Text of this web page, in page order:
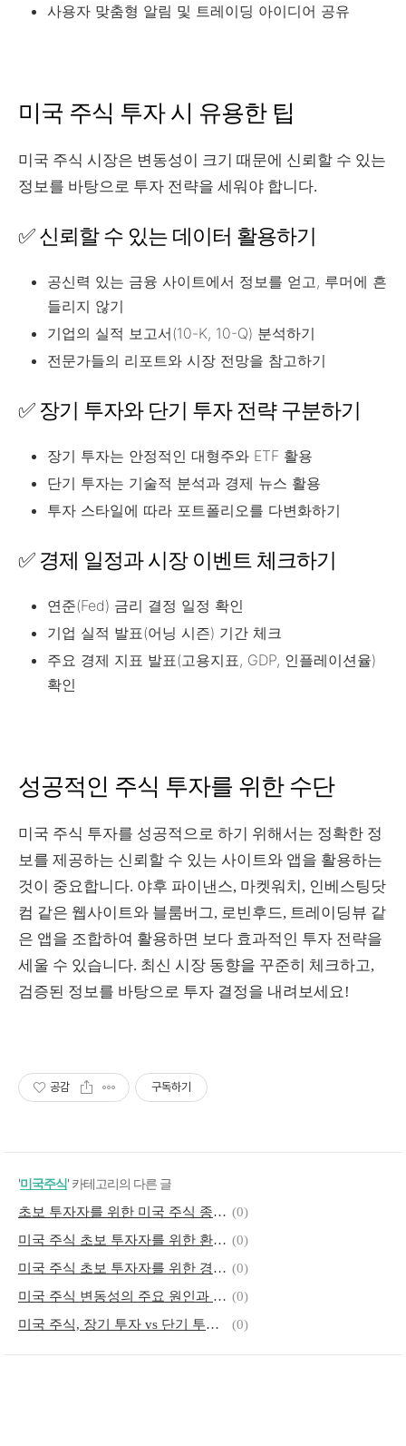
사용자 맞춤형 알림 및 트레이딩 아이디어 공유
미국 주식 투자 시 유용한 팁
미국 주식 시장은 변동성이 크기 때문에 신뢰할 수 있는
정보를 바탕으로 투자 전략을 세워야 합니다.
✅ 신뢰할 수 있는 데이터 활용하기
공신력 있는 금융 사이트에서 정보를 얻고, 루머에 흔
들리지 않기
기업의 실적 보고서(10-K, 10-Q) 분석하기
전문가들의 리포트와 시장 전망을 참고하기
✅ 장기 투자와 단기 투자 전략 구분하기
장기 투자는 안정적인 대형주와 ETF 활용
단기 투자는 기술적 분석과 경제 뉴스 활용
투자 스타일에 따라 포트폴리오를 다변화하기
✅ 경제 일정과 시장 이벤트 체크하기
연준(Fed) 금리 결정 일정 확인
기업 실적 발표(어닝 시즌) 기간 체크
주요 경제 지표 발표(고용지표, GDP, 인플레이션율)
확인
성공적인 주식 투자를 위한 수단
미국 주식 투자를 성공적으로 하기 위해서는 정확한 정
보를 제공하는 신뢰할 수 있는 사이트와 앱을 활용하는
것이 중요합니다. 야후 파이낸스, 마켓워치, 인베스팅닷
컴 같은 웹사이트와 블룸버그, 로빈후드, 트레이딩뷰 같
은 앱을 조합하여 활용하면 보다 효과적인 투자 전략을
세울 수 있습니다. 최신 시장 동향을 꾸준히 체크하고,
검증된 정보를 바탕으로 투자 결정을 내려보세요!
공감 구독하기
'미국주식' 카테고리의 다른 글
초보 투자자를 위한 미국 주식 종목 선정법 (안정성, 수익성, 성장성) (0)
미국 주식 초보 투자자를 위한 환율 개념과 전략 (0)
미국 주식 초보 투자자를 위한 경제지표 해석법 (CPI, FOMC) (0)
미국 주식 변동성의 주요 원인과 대처 방법 (0)
미국 주식, 장기 투자 vs 단기 투자 - 나에게 맞는 전략은?
(0)